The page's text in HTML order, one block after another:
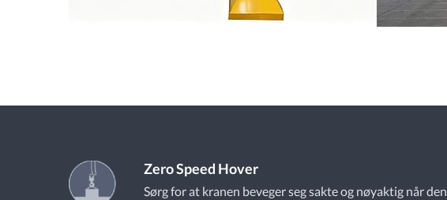
Zero Speed Hover
Sørg for at kranen beveger seg sakte og nøyaktig når den